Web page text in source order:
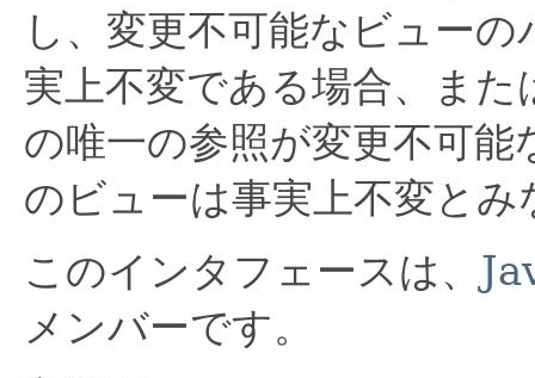
し、変更不可能なビュー
実上不変である場合、ま
の唯一の参照が変更不可
のビューは事実上不変と
このインタフェースは、
メンバーです。